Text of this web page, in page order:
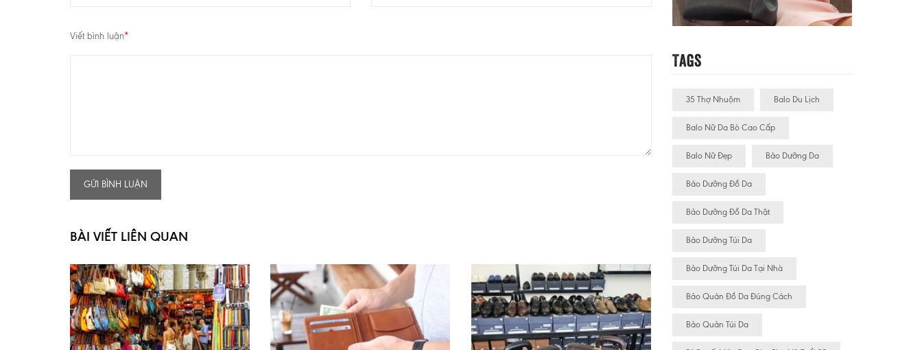
Viết bình luận*
GỬI BÌNH LUẬN
BÀI VIẾT LIÊN QUAN
Tags
35 Thợ Nhuộm Balo Du Lịch
Balo Nữ Da Bò Cao Cấp
Balo Nữ Đẹp Bảo Dưỡng Da
Bảo Dưỡng Đồ Da
Bảo Dưỡng Đồ Da Thật
Bảo Dưỡng Túi Da
Bảo Dưỡng Túi Da Tại Nhà
Bảo Quản Đồ Da Đúng Cách
Bảo Quản Túi Da